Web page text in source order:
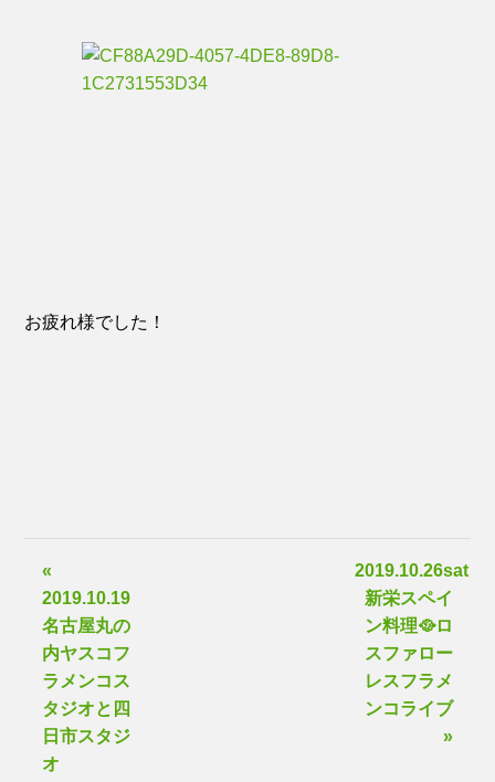
お疲れ様でした！
«
2019.10.19
名古屋丸の
内ヤスコフ
ラメンコス
タジオと四
日市スタジ
オ
2019.10.26sat
新栄スペイ
ン料理🥘ロ
スファロー
レスフラメ
ンコライブ
»